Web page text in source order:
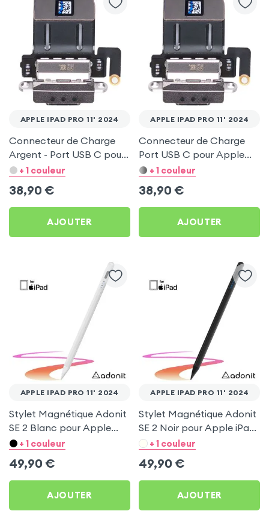
APPLE IPAD PRO 11' 2024
Connecteur de Charge
Argent - Port USB C pour
Apple iPad Pro 11' 2024
+ 1 couleur
38,90 €
AJOUTER
APPLE IPAD PRO 11' 2024
Connecteur de Charge
Port USB C pour Apple
iPad Pro 11' 2024
+ 1 couleur
38,90 €
AJOUTER
APPLE IPAD PRO 11' 2024
Stylet Magnétique Adonit
SE 2 Blanc pour Apple
iPad Pro 11' 2024
+ 1 couleur
49,90 €
AJOUTER
APPLE IPAD PRO 11' 2024
Stylet Magnétique Adonit
SE 2 Noir pour Apple iPad
Pro 11' 2024
+ 1 couleur
49,90 €
AJOUTER